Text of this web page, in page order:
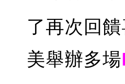
了再次回
美舉辦多場